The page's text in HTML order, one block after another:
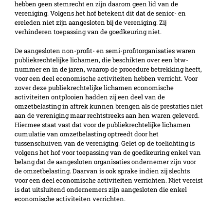
hebben geen stemrecht en zijn daarom geen lid van de
vereniging. Volgens het hof betekent dit dat de senior- en
ereleden niet zijn aangesloten bij de vereniging. Zij
verhinderen toepassing van de goedkeuring niet.
De aangesloten non-profit- en semi-profitorganisaties waren
publiekrechtelijke lichamen, die beschikten over een btw-
nummer en in de jaren, waarop de procedure betrekking heeft,
voor een deel economische activiteiten hebben verricht. Voor
zover deze publiekrechtelijke lichamen economische
activiteiten ontplooien hadden zij een deel van de
omzetbelasting in aftrek kunnen brengen als de prestaties niet
aan de vereniging maar rechtstreeks aan hen waren geleverd.
Hiermee staat vast dat voor de publiekrechtelijke lichamen
cumulatie van omzetbelasting optreedt door het
tussenschuiven van de vereniging. Gelet op de toelichting is
volgens het hof voor toepassing van de goedkeuring enkel van
belang dat de aangesloten organisaties ondernemer zijn voor
de omzetbelasting. Daarvan is ook sprake indien zij slechts
voor een deel economische activiteiten verrichten. Niet vereist
is dat uitsluitend ondernemers zijn aangesloten die enkel
economische activiteiten verrichten.